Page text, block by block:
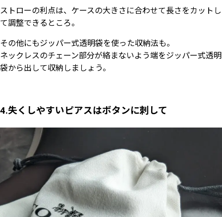
ストローの利点は、ケースの大きさに合わせて長さをカットし
て調整できるところ。
その他にもジッパー式透明袋を使った収納法も。
ネックレスのチェーン部分が絡まないよう端をジッパー式透明
袋から出して収納しましょう。
4.失くしやすいピアスはボタンに刺して